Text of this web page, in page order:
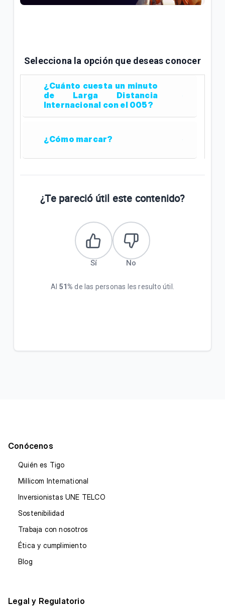
General
Contestador automático en tu servicio de telefonía
fija Tigo | Hogar
Selecciona la opción que deseas conocer
¿Cuánto cuesta un minuto
de Larga Distancia
Internacional con el 005?
¿Cómo marcar?
¿Te pareció útil este contenido?
Sí No
Al 51% de las personas les resulto útil.
Conócenos
Quién es Tigo
Millicom International
Inversionistas UNE TELCO
Sostenibilidad
Trabaja con nosotros
Ética y cumplimiento
Blog
Legal y Regulatorio